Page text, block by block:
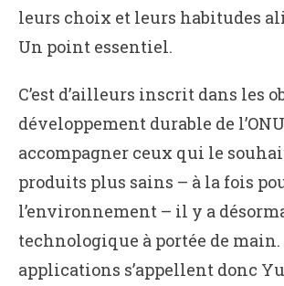
leurs choix et leurs habitudes
Un point essentiel.
C’est d’ailleurs inscrit dans les
développement durable de
accompagner ceux qui le
produits plus sains – à la fois
l’environnement – il y a
technologique à portée de main.
applications s’appellent donc